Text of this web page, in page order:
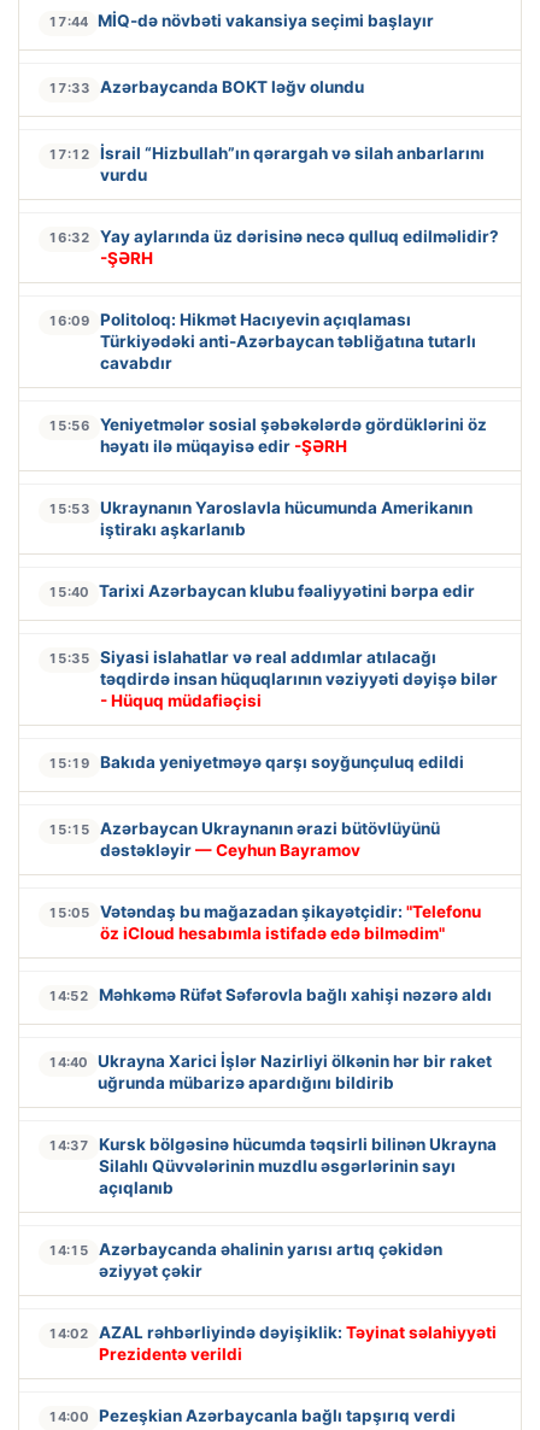
17:44 MİQ-də növbəti vakansiya seçimi başlayır
17:33 Azərbaycanda BOKT ləğv olundu
17:12
İsrail “Hizbullah”ın qərargah və silah anbarlarını
vurdu
16:32
Yay aylarında üz dərisinə necə qulluq edilməlidir?
-ŞƏRH
16:09
Politoloq: Hikmət Hacıyevin açıqlaması
Türkiyədəki anti-Azərbaycan təbliğatına tutarlı
cavabdır
15:56
Yeniyetmələr sosial şəbəkələrdə gördüklərini öz
həyatı ilə müqayisə edir -ŞƏRH
15:53
Ukraynanın Yaroslavla hücumunda Amerikanın
iştirakı aşkarlanıb
15:40 Tarixi Azərbaycan klubu fəaliyyətini bərpa edir
15:35
Siyasi islahatlar və real addımlar atılacağı
təqdirdə insan hüquqlarının vəziyyəti dəyişə bilər
- Hüquq müdafiəçisi
15:19 Bakıda yeniyetməyə qarşı soyğunçuluq edildi
15:15
Azərbaycan Ukraynanın ərazi bütövlüyünü
dəstəkləyir— Ceyhun Bayramov
15:05 Vətəndaş bu mağazadan şikayətçidir: "Telefonu
öz iCloud hesabımla istifadə edə bilmədim"
14:52 Məhkəmə Rüfət Səfərovla bağlı xahişi nəzərə aldı
14:40
Ukrayna Xarici İşlər Nazirliyi ölkənin hər bir raket
uğrunda mübarizə apardığını bildirib
14:37
Kursk bölgəsinə hücumda təqsirli bilinən Ukrayna
Silahlı Qüvvələrinin muzdlu əsgərlərinin sayı
açıqlanıb
14:15
Azərbaycanda əhalinin yarısı artıq çəkidən
əziyyət çəkir
14:02 AZAL rəhbərliyində dəyişiklik: Təyinat səlahiyyəti
Prezidentə verildi
14:00 Pezeşkian Azərbaycanla bağlı tapşırıq verdi